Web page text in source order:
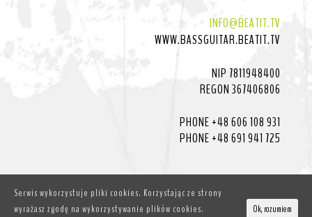
INFO@BEATIT.TV
WWW.BASSGUITAR.BEATIT.TV
NIP 7811948400
REGON 367406806
PHONE +48 606 108 931
PHONE +48 691 941 725
Serwis wykorzystuje pliki cookies. Korzystając ze strony
wyrażasz zgodę na wykorzystywanie plików cookies.
Ok, rozumiem